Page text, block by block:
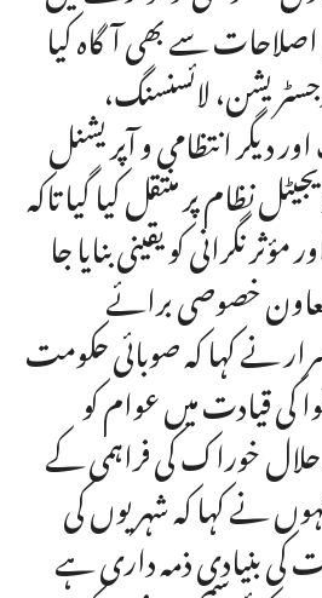
سے بھی آگاہ کیا
لائسنسنگ،
دیگر انتظامی و آپریشنل
نظام پر منتقل کیا گیا تاکہ
نگرانی کو یقینی بنایا جا
خصوصی برائے
نے کہا کہ صوبائی حکومت
کی قیادت میں عوام کو
خوراک کی فراہمی کے
نے کہا کہ شہریوں کی
بنیادی ذمہ داری ہے